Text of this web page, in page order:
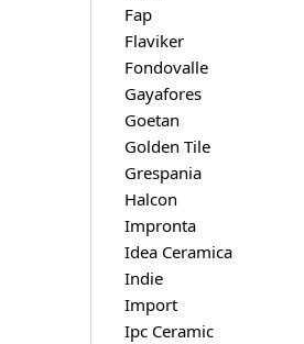
Fap
Flaviker
Fondovalle
Gayafores
Goetan
Golden Tile
Grespania
Halcon
Impronta
Idea Ceramica
Indie
Import
Ipc Ceramic